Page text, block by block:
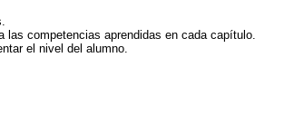
las competencias aprendidas en cada capítulo.
el nivel del alumno.